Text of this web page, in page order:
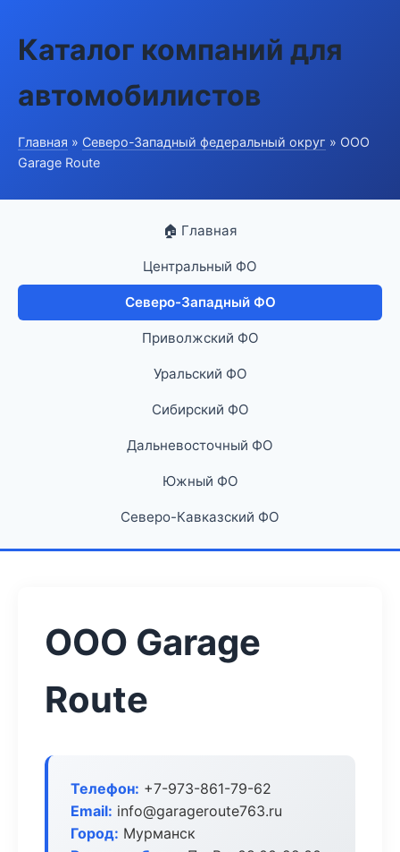
Каталог компаний для
автомобилистов
Главная » Северо-Западный федеральный округ » ООО
Garage Route
🏠 Главная
Центральный ФО
Северо-Западный ФО
Приволжский ФО
Уральский ФО
Сибирский ФО
Дальневосточный ФО
Южный ФО
Северо-Кавказский ФО
ООО Garage
Route
Телефон: +7-973-861-79-62
Email: info@garageroute763.ru
Город: Мурманск